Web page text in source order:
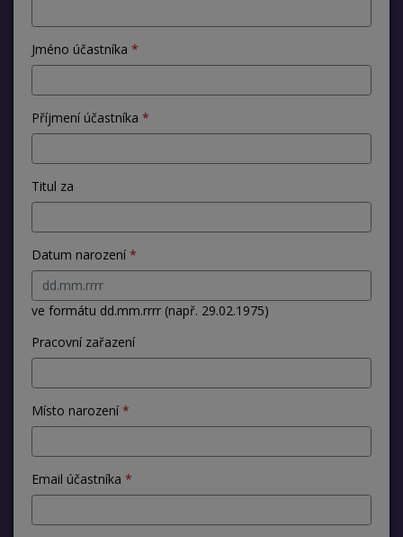
Jméno účastníka
Příjmení účastníka
Titul za
Datum narození
ve formátu dd.mm.rrrr (např. 29.02.1975)
Pracovní zařazení
Místo narození
Email účastníka